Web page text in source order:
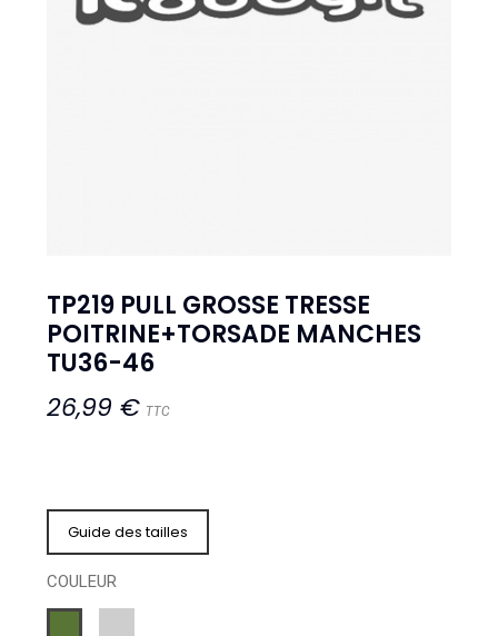
TP219 PULL GROSSE TRESSE
POITRINE+TORSADE MANCHES
TU36-46
26,99 € TTC
Guide des tailles
COULEUR